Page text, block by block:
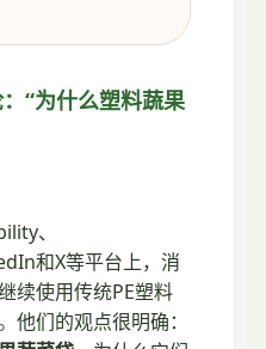
“为什么塑料蔬果
、
和X等平台上，消
续使用传统PE塑料
他们的观点很明确：